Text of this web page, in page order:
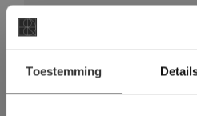
Toestemming
Vraag direct
offerte aan
VRAAG NU EEN
Deze
gebruik van